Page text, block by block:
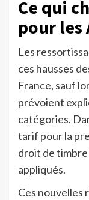
Ce qui
pour les
Les
ces hausses
France, sauf
prévoient
catégories.
tarif pour la
droit de
appliqués.
Ces nouvelles